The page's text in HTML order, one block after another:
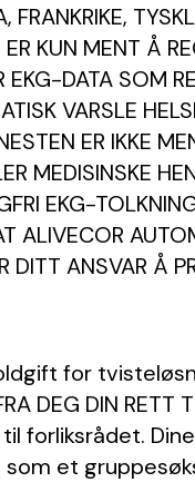
KUN MENT Å
DATA SOM
VARSLE
ER IKKE
MEDISINSKE
EKG-
ALIVECOR
DITT ANSVAR Å
for
DEG DIN RETT
forliksrådet.
som et